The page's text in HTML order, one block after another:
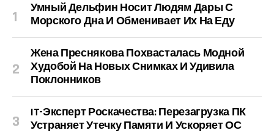
Умный Дельфин Носит Людям Дары С
Морского Дна И Обменивает Их На Еду
Жена Преснякова Похвасталась Модной
Худобой На Новых Снимках И Удивила
Поклонников
IT-Эксперт Роскачества: Перезагрузка ПК
Устраняет Утечку Памяти И Ускоряет ОС